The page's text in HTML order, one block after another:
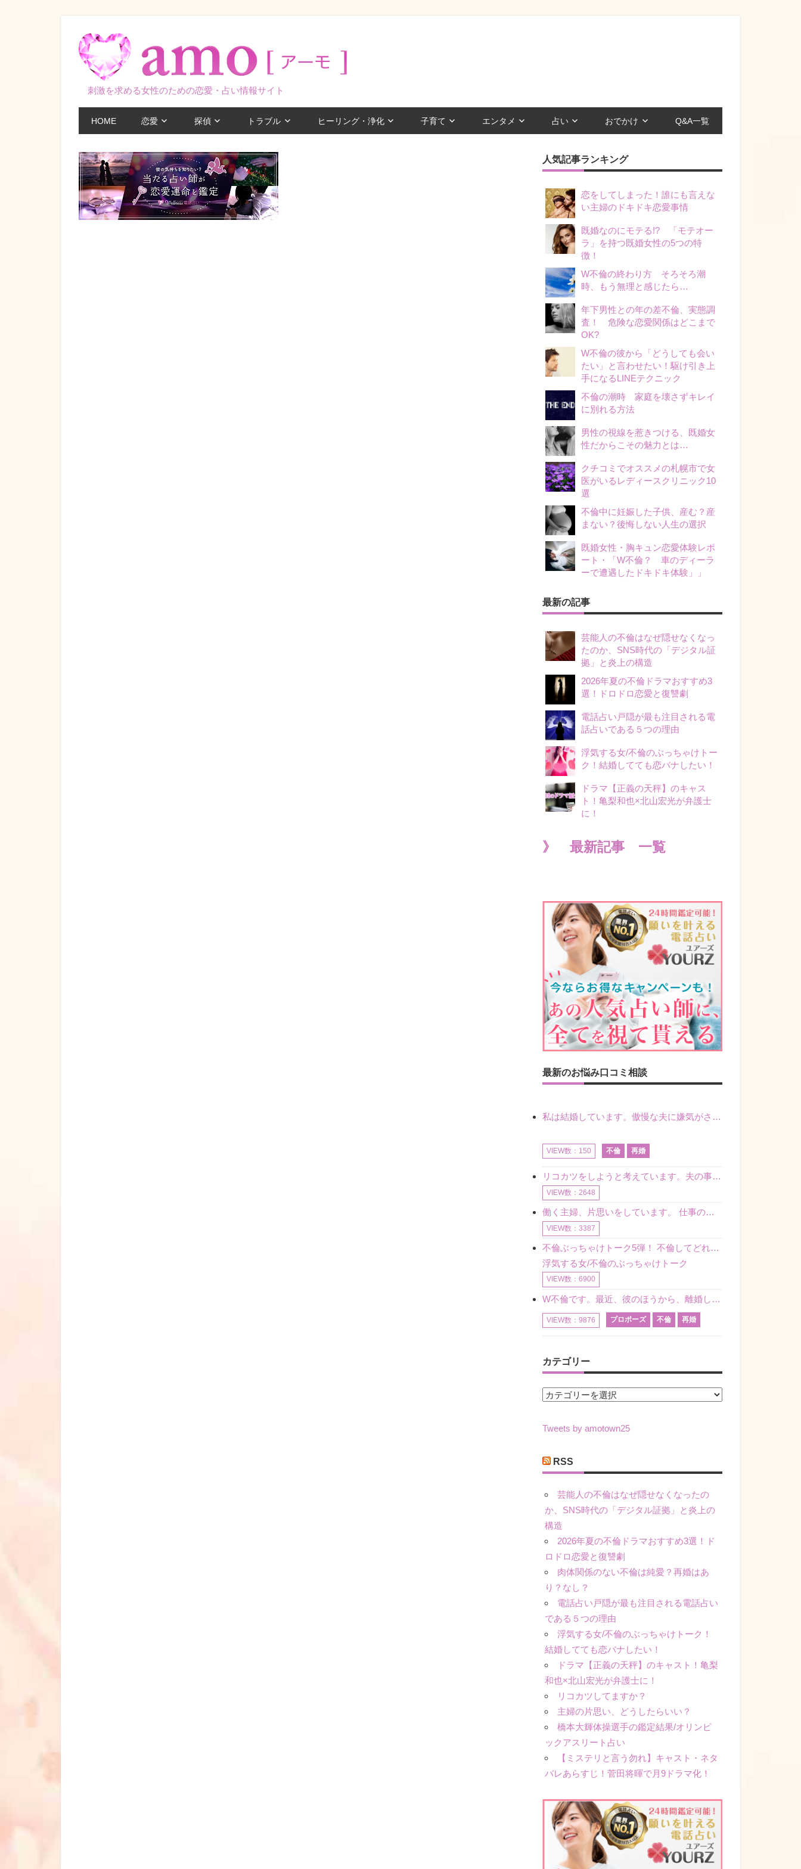
刺激を求める女性のための恋愛・占い情報サイト
HOME 恋愛 探偵 トラブル ヒーリング・浄化 子育て エンタメ 占い おでかけ Q&A一覧
人気記事ランキング
恋をしてしまった！誰にも言えな
い主婦のドキドキ恋愛事情
既婚なのにモテる!? 「モテオー
ラ」を持つ既婚女性の5つの特
徴！
W不倫の終わり方 そろそろ潮
時、もう無理と感じたら…
年下男性との年の差不倫、実態調
査！ 危険な恋愛関係はどこまで
OK?
W不倫の彼から「どうしても会い
たい」と言わせたい！駆け引き上
手になるLINEテクニック
不倫の潮時 家庭を壊さずキレイ
に別れる方法
男性の視線を惹きつける、既婚女
性だからこその魅力とは…
クチコミでオススメの札幌市で女
医がいるレディースクリニック10
選
不倫中に妊娠した子供、産む？産
まない？後悔しない人生の選択
既婚女性・胸キュン恋愛体験レポ
ート・「W不倫？ 車のディーラ
ーで遭遇したドキドキ体験」」
最新の記事
芸能人の不倫はなぜ隠せなくなっ
たのか、SNS時代の「デジタル証
拠」と炎上の構造
2026年夏の不倫ドラマおすすめ3
選！ドロドロ恋愛と復讐劇
電話占い戸隠が最も注目される電
話占いである５つの理由
浮気する女/不倫のぶっちゃけトー
ク！結婚してても恋バナしたい！
ドラマ【正義の天秤】のキャス
ト！亀梨和也×北山宏光が弁護士
に！
》 最新記事 一覧
最新のお悩み口コミ相談
私は結婚しています。傲慢な夫に嫌気がさし離婚を考えていたときに、彼と出会いました。彼には恋人がいましたが、話をするうちに、夫とのことを相談するようにな
VIEW数：150 不倫 再婚
リコカツをしようと考えています。夫の事からの愛情を全く感じません。子供がいるので、子供が成長するまではと我慢しています。 まず、お金が必要だと考え、仕事の量も増やしました。ところが、夫は働かず、結局は
VIEW数：2648
働く主婦、片思いをしています。 仕事の相談をしていくうちに、彼のことを好きになりました。私には夫も子供もいます。不倫をしているわけでもなく、もちろん、この気持ちは誰にも話していません。 ラインをする関
VIEW数：3387
不倫ぶっちゃけトーク5弾！ 不倫してどれくらい？ 不倫のあれこれを、なんでもどうぞ♪♪
浮気する女/不倫のぶっちゃけトーク
VIEW数：6900
W不倫です。最近、彼のほうから、離婚して再婚しよう、と言ってきました。ハッキリいうと、そこまでは考えていませんでした。彼を好きな気持ちはあるし、彼なしの生活は考えられません。だけど、離婚して再婚すると
VIEW数：9876 プロポーズ 不倫 再婚
カテゴリー
カ
ゴ
ー
Tweets by amotown25
RSS
芸能人の不倫はなぜ隠せなくなったの
か、SNS時代の「デジタル証拠」と炎上の
構造
2026年夏の不倫ドラマおすすめ3選！ド
ロドロ恋愛と復讐劇
肉体関係のない不倫は純愛？再婚はあ
り？なし？
電話占い戸隠が最も注目される電話占い
である５つの理由
浮気する女/不倫のぶっちゃけトーク！
結婚してても恋バナしたい！
ドラマ【正義の天秤】のキャスト！亀梨
和也×北山宏光が弁護士に！
リコカツしてますか？
主婦の片思い、どうしたらいい？
橋本大輝体操選手の鑑定結果/オリンピ
ックアスリート占い
【ミステリと言う勿れ】キャスト・ネタ
バレあらすじ！菅田将暉で月9ドラマ化！